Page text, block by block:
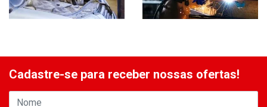
Cadastre-se para receber nossas ofertas!